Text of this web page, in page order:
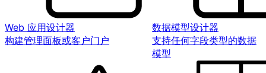
Web 应用设计器
构建管理面板或客户门户
数据模型设计器
支持任何字段类型的数据
模型